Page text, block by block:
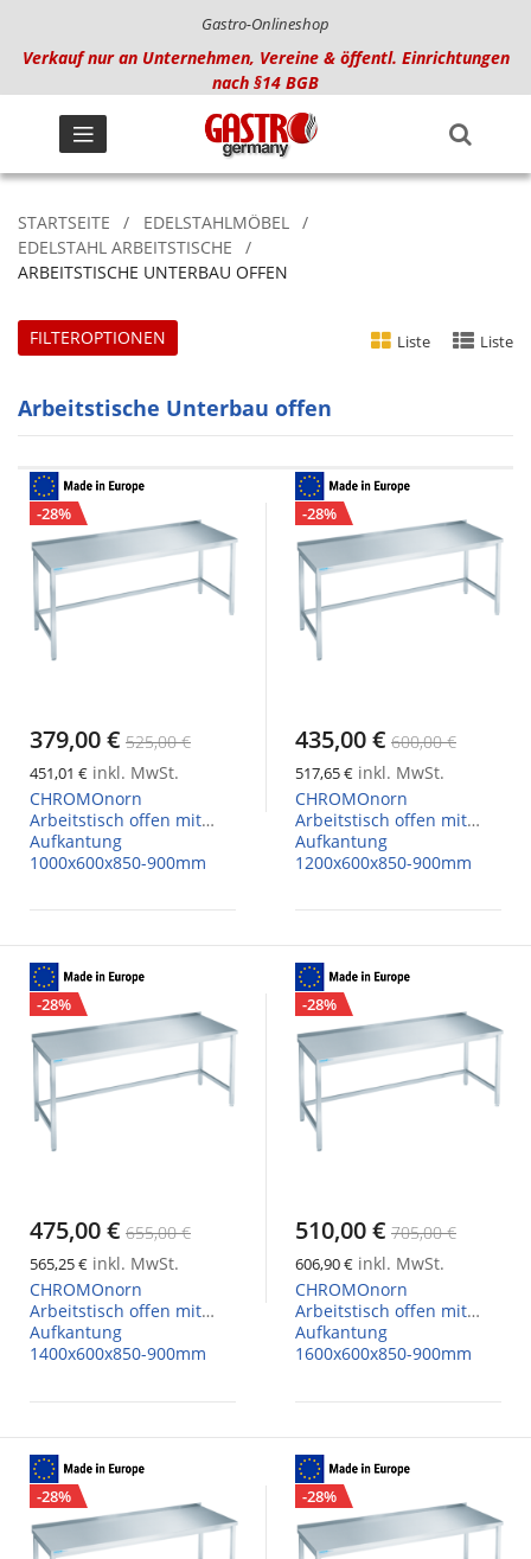
Gastro-Onlineshop
Verkauf nur an Unternehmen, Vereine & öffentl. Einrichtungen
nach §14 BGB
STARTSEITE
EDELSTAHLMÖBEL
EDELSTAHL ARBEITSTISCHE
ARBEITSTISCHE UNTERBAU OFFEN
Arbeitstische Unterbau offen
Liste Liste
-28%
379,00 € 525,00 €
451,01 € inkl. MwSt.
CHROMOnorn
Arbeitstisch offen mit
Aufkantung
1000x600x850-900mm
-28%
435,00 € 600,00 €
517,65 € inkl. MwSt.
CHROMOnorn
Arbeitstisch offen mit
Aufkantung
1200x600x850-900mm
-28%
475,00 € 655,00 €
565,25 € inkl. MwSt.
CHROMOnorn
Arbeitstisch offen mit
Aufkantung
1400x600x850-900mm
-28%
510,00 € 705,00 €
606,90 € inkl. MwSt.
CHROMOnorn
Arbeitstisch offen mit
Aufkantung
1600x600x850-900mm
-28% -28%
FILTEROPTIONEN